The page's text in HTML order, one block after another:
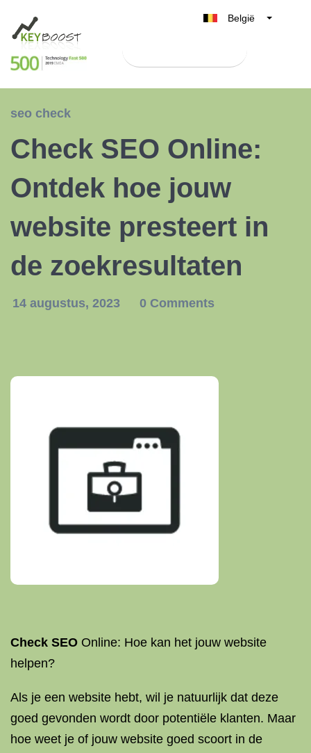
België
Nederland
España
seo check
Check SEO Online:
Ontdek hoe jouw
website presteert in
de zoekresultaten
14 augustus, 2023 0 Comments
Check SEO Online: Hoe kan het jouw website
helpen?
Als je een website hebt, wil je natuurlijk dat deze
goed gevonden wordt door potentiële klanten. Maar
hoe weet je of jouw website goed scoort in de